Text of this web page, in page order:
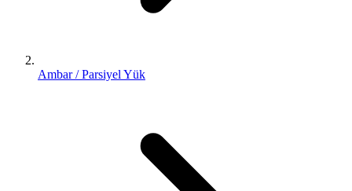
Ambar / Parsiyel Yük